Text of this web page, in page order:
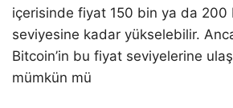
içerisinde fiyat 150 bin ya da 200
seviyesine kadar yükselebilir.
Bitcoin’in bu fiyat seviyelerine
mümkün mü